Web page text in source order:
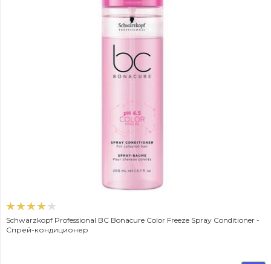
Schwarzkopf Professional BC Bonacure Color Freeze Spray Conditioner -
Спрей-кондиционер